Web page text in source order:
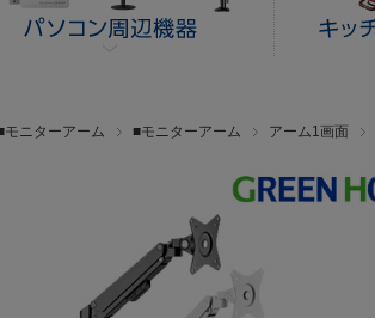
モニターアーム ■モニターアーム アーム1画面